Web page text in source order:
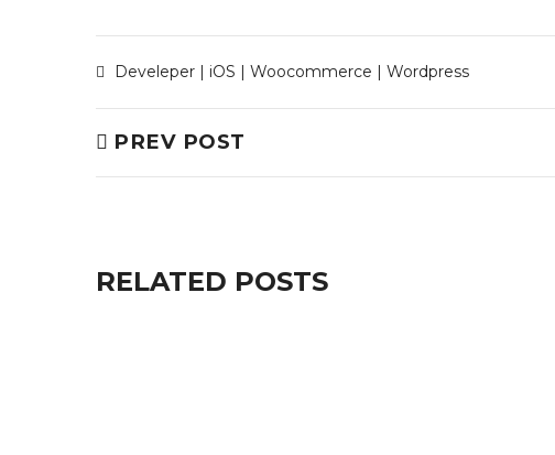
Develeper | iOS | Woocommerce | Wordpress
PREV POST
RELATED POSTS